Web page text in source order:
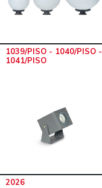
1039/PISO - 1040/PISO -
1041/PISO
2026